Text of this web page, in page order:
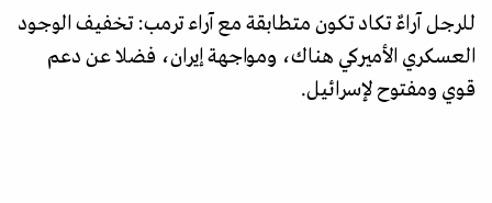
للرجل آراءٌ تكاد تكون متطابقة مع آراء ترمب: تخفيف الوجود
العسكري الأميركي هناك، ومواجهة إيران، فضلا عن دعم
قوي ومفتوح لإسرائيل.